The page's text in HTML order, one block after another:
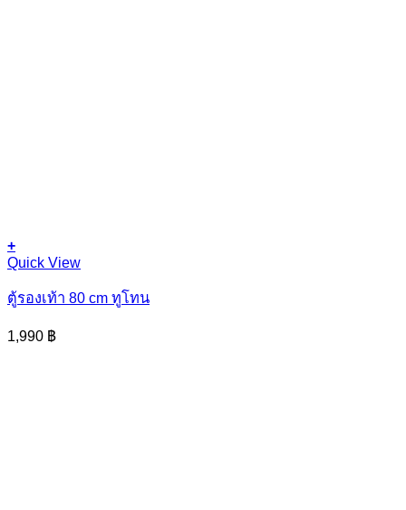
+
This
has
multiple
variants.
The
Quick View
ตู้รองเท้า 80 cm ทูโทน
1,990 ฿